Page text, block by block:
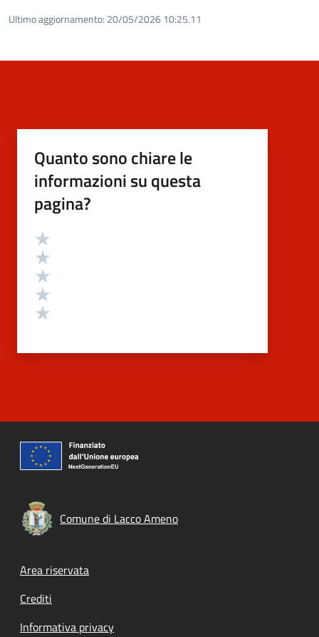
Ultimo aggiornamento: 20/05/2026 10:25.11
Quanto sono chiare le
informazioni su questa
pagina?
Valutazione
Comune di Lacco Ameno
Footer menu
Area riservata
Crediti
Informativa privacy